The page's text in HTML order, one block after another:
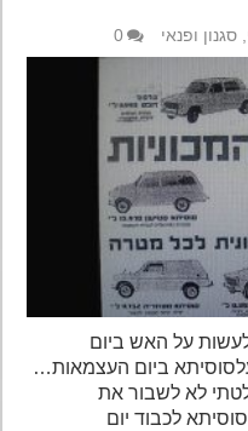
ופנאי 0
על האש ביום
ביום העצמאות…
לא לשבור את
לכבוד יום